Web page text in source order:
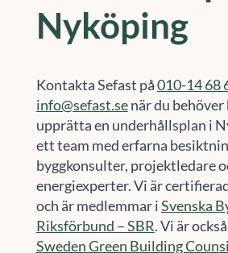
Nyköping
Kontakta Sefast på010-14 68
info@sefast.senär du behöver
upprätta en underhållsplan i
ett team med erfarna
byggkonsulter, projektledare
energiexperter. Vi är
och är medlemmar iSvenska
Riksförbund – SBR. Vi är
Sweden Green Building